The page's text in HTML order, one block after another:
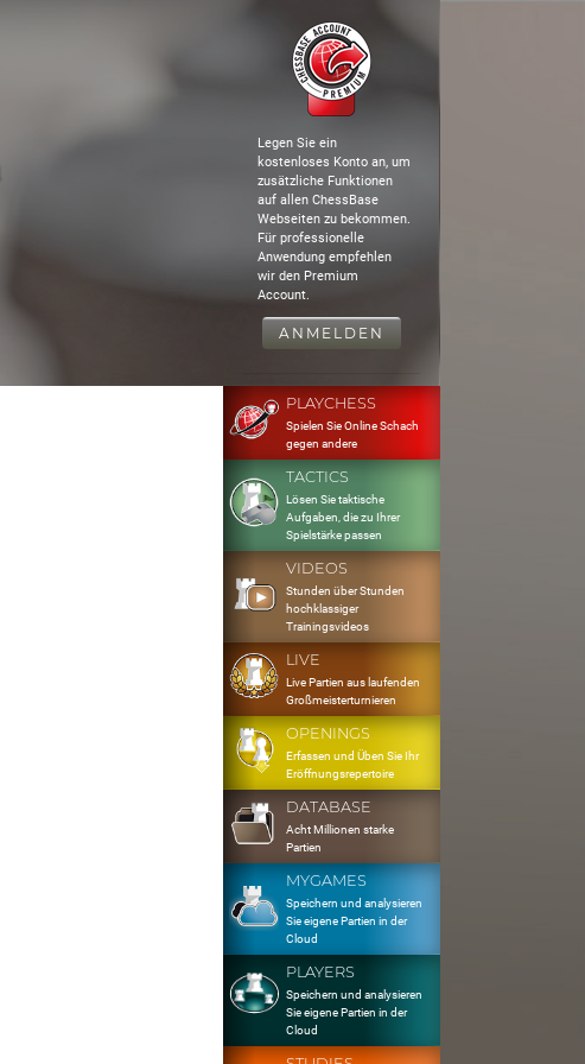
Legen Sie ein
kostenloses Konto an, um
zusätzliche Funktionen
auf allen ChessBase
Webseiten zu bekommen.
Für professionelle
Anwendung empfehlen
wir den Premium
Account.
ANMELDEN
PLAYCHESS
Spielen Sie Online Schach
gegen andere
TACTICS
Lösen Sie taktische
Aufgaben, die zu Ihrer
Spielstärke passen
VIDEOS
Stunden über Stunden
hochklassiger
Trainingsvideos
LIVE
Live Partien aus laufenden
Großmeisterturnieren
OPENINGS
Erfassen und Üben Sie Ihr
Eröffnungsrepertoire
DATABASE
Acht Millionen starke
Partien
MYGAMES
Speichern und analysieren
Sie eigene Partien in der
Cloud
PLAYERS
Speichern und analysieren
Sie eigene Partien in der
Cloud